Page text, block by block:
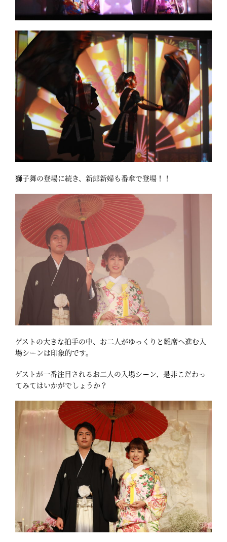
獅子舞の登場に続き、新郎新婦も番傘で登場！！
ゲストの大きな拍手の中、お二人がゆっくりと雛席へ進む入
場シーンは印象的です。
ゲストが一番注目されるお二人の入場シーン、是非こだわっ
てみてはいかがでしょうか？